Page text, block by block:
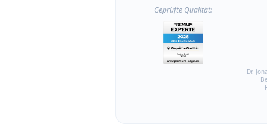
Geprüfte Qualität:
Dr.